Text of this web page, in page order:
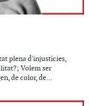
plena d'injustícies,
Volem ser
de color, de...